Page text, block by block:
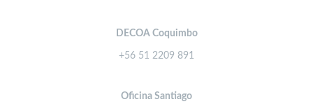
DECOA Coquimbo
+56 51 2209 891
Oficina Santiago